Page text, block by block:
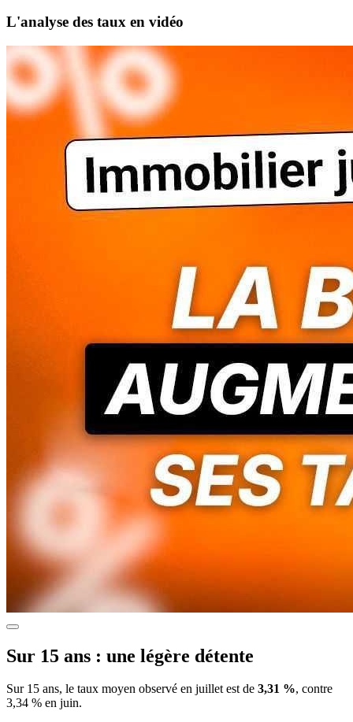
L'analyse des taux en vidéo
Sur 15 ans : une légère détente
Sur 15 ans, le taux moyen observé en juillet est de 3,31 %, contre
3,34 % en juin.